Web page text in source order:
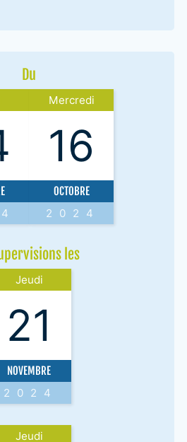
Du
Mercredi
16
OCTOBRE
2024
les
Jeudi
21
NOVEMBRE
2024
Jeudi